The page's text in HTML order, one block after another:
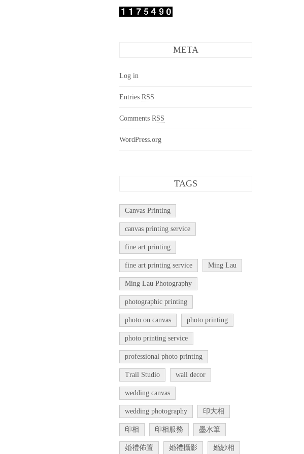
META
Log in
Entries RSS
Comments RSS
WordPress.org
TAGS
Canvas Printing
canvas printing service
fine art printing
fine art printing service Ming Lau
Ming Lau Photography
photographic printing
photo on canvas photo printing
photo printing service
professional photo printing
Trail Studio wall decor
wedding canvas
wedding photography 印大相
印相 印相服務 墨水筆
婚禮佈置 婚禮攝影 婚紗相